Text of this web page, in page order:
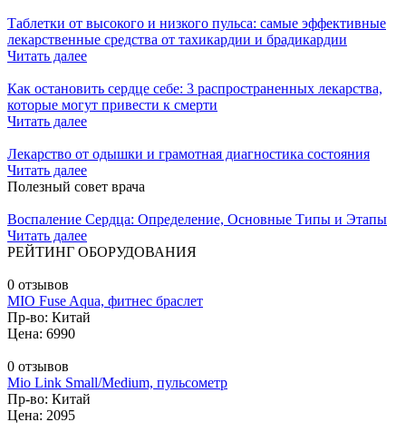
Таблетки от высокого и низкого пульса: самые эффективные
лекарственные средства от тахикардии и брадикардии
Читать далее
Как остановить сердце себе: 3 распространенных лекарства,
которые могут привести к смерти
Читать далее
Лекарство от одышки и грамотная диагностика состояния
Читать далее
Полезный совет врача
Воспаление Сердца: Определение, Основные Типы и Этапы
Читать далее
РЕЙТИНГ ОБОРУДОВАНИЯ
0 отзывов
MIO Fuse Aqua, фитнес браслет
Пр-во: Китай
Цена: 6990
0 отзывов
Mio Link Small/Medium, пульсометр
Пр-во: Китай
Цена: 2095